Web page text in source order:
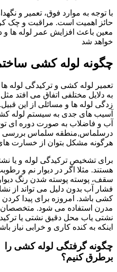
با توجه به موارد فوق، تعمیر و
حائز اهمیت است. مراقبت و چک
معین باعث افزایش عمر لوله ها و
خواهد شد
چگونه لوله کشی
تعمیر لوله کشی و ترکیدگی لوله
به دلایل مختلفی اتفاق می افتد
زدگی لوله ها و مسائلی از این
آسیب های جدی به سیستم لوله
آب و فاضلاب به صورت دوره ای
درسلماس,منطقه سلماس بررسی
هرگونه مشکل بتوان از خسارت
برای تشخیص ترکیدگی لوله و یا
هستند. مثلا اگر در دیوار نم و
سقف، پوسته پوسته شدن رنگ
فشار آب بدون دلیل می تواند از
کشی باشد. امروزه برای پیدا
مدرن استفاده می شود. متخصصان
نشتی یاب محل دقیق نشتی یا
اینکه به کنده کاری و خرابی نیاز
چگونه گرفتگی لوله کشی را
برطرق کنیم؟